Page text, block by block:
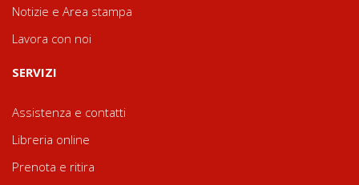
Notizie e Area stampa
Lavora con noi
SERVIZI
Assistenza e contatti
Libreria online
Prenota e ritira